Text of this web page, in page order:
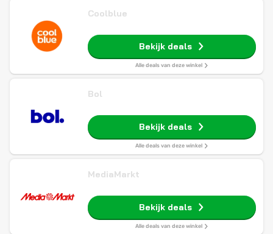
Coolblue
Bekijk deals
Alle deals van deze winkel
Bol
Bekijk deals
Alle deals van deze winkel
MediaMarkt
Bekijk deals
Alle deals van deze winkel